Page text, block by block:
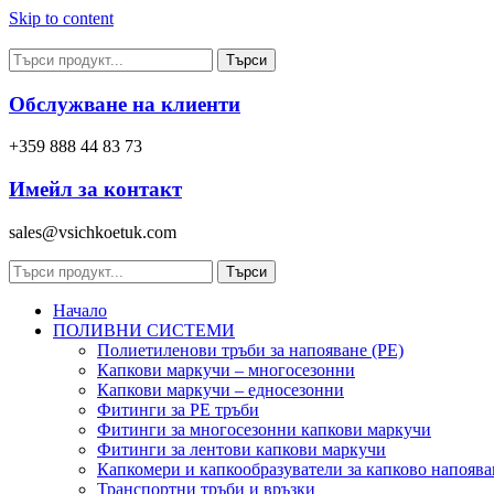
Skip to content
Търси
Обслужване на клиенти
+359 888 44 83 73
Имейл за контакт
sales@vsichkoetuk.com
Търси
Начало
ПОЛИВНИ СИСТЕМИ
Полиетиленови тръби за напояване (PE)
Капкови маркучи – многосезонни
Капкови маркучи – едносезонни
Фитинги за PE тръби
Фитинги за многосезонни капкови маркучи
Фитинги за лентови капкови маркучи
Капкомери и капкообразуватели за капково
Транспортни тръби и връзки